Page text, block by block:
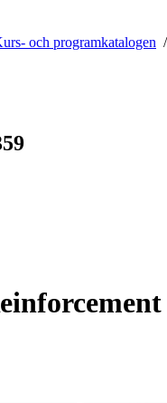
och programkatalogen